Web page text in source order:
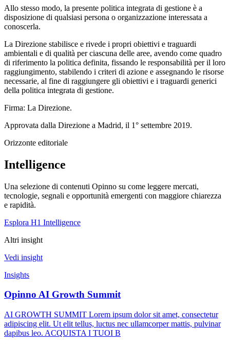
Allo stesso modo, la presente politica integrata di gestione è a
disposizione di qualsiasi persona o organizzazione interessata a
conoscerla.
La Direzione stabilisce e rivede i propri obiettivi e traguardi
ambientali e di qualità per ciascuna delle aree, avendo come quadro
di riferimento la politica definita, fissando le responsabilità per il loro
raggiungimento, stabilendo i criteri di azione e assegnando le risorse
necessarie, al fine di raggiungere gli obiettivi e i traguardi generici
della politica integrata di gestione.
Firma: La Direzione.
Approvata dalla Direzione a Madrid, il 1° settembre 2019.
Orizzonte editoriale
Intelligence
Una selezione di contenuti Opinno su come leggere mercati,
tecnologie, segnali e opportunità emergenti con maggiore chiarezza
e rapidità.
Esplora H1 Intelligence
Altri insight
Vedi insight
Insights
Opinno AI Growth Summit
AI GROWTH SUMMIT Lorem ipsum dolor sit amet, consectetur
adipiscing elit. Ut elit tellus, luctus nec ullamcorper mattis, pulvinar
dapibus leo. ACQUISTA I TUOI B